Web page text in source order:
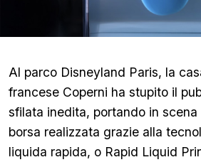
Al parco Disneyland Paris, la
francese Coperni ha stupito il
sfilata inedita, portando in
borsa realizzata grazie alla
liquida rapida, o Rapid Liquid